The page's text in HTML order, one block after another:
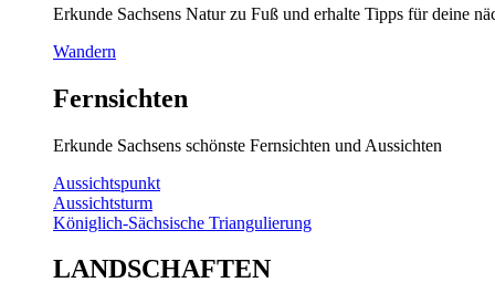
Erkunde Sachsens Natur zu Fuß und erhalte Tipps für deine
Wandern
Fernsichten
Erkunde Sachsens schönste Fernsichten und Aussichten
Aussichtspunkt
Aussichtsturm
Königlich-Sächsische Triangulierung
LANDSCHAFTEN